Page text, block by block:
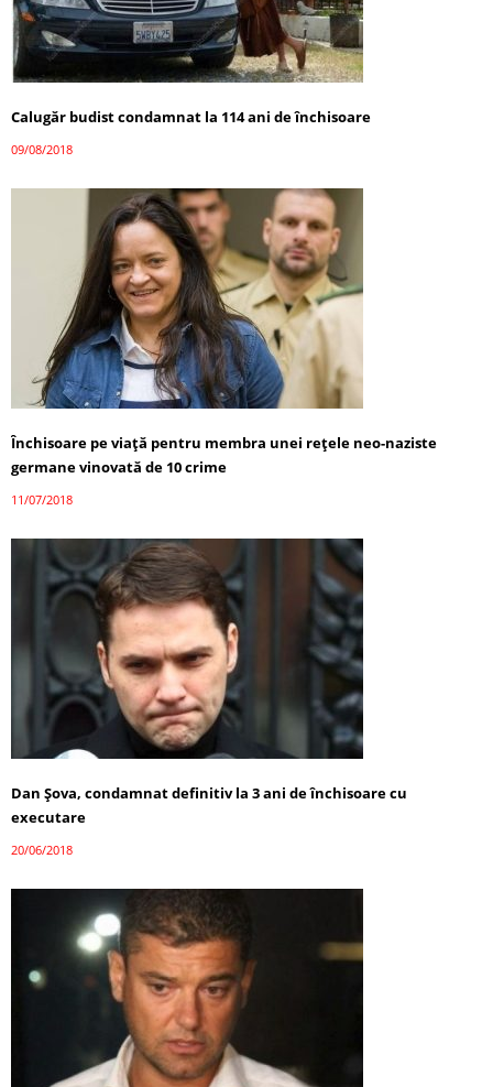
Calugăr budist condamnat la 114 ani de închisoare
09/08/2018
Închisoare pe viață pentru membra unei rețele neo-naziste
germane vinovată de 10 crime
11/07/2018
Dan Şova, condamnat definitiv la 3 ani de închisoare cu
executare
20/06/2018